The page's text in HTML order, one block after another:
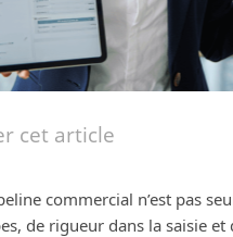
cet article
commercial n’est pas
de rigueur dans la saisie et